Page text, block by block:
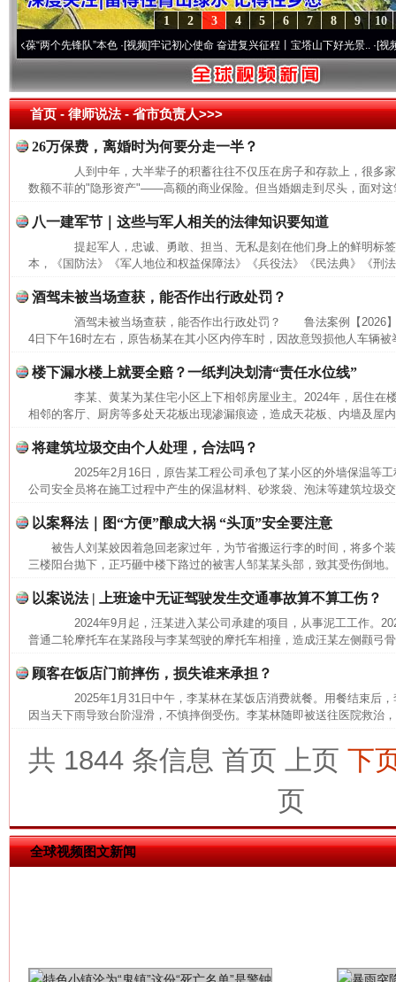
10
9
8
7
6
5
4
3
2
1
个先锋队”本色·[视频]牢记初心使命 奋进复兴征程丨宝塔山下好光景..·[视频]因党
首页- 律师说法 -省市负责人>>>
26万保费，离婚时为何要分走一半？
人到中年，大半辈子的积蓄往往不仅压在房子和存款上，很多
数额不菲的"隐形资产"——高额的商业保险。但当婚姻走到尽头，面对这
八一建军节｜这些与军人相关的法律知识要知道
提起军人，忠诚、勇敢、担当、无私是刻在他们身上的鲜明标
本，《国防法》《军人地位和权益保障法》《兵役法》《民法典》《刑
酒驾未被当场查获，能否作出行政处罚？
酒驾未被当场查获，能否作出行政处罚？ 鲁法案例【
4日下午16时左右，原告杨某在其小区内停车时，因故意毁损他人车辆
楼下漏水楼上就要全赔？一纸判决划清“责任水位线”
李某、黄某为某住宅小区上下相邻房屋业主。2024年，居住在
相邻的客厅、厨房等多处天花板出现渗漏痕迹，造成天花板、内墙及屋
将建筑垃圾交由个人处理，合法吗？
2025年2月16日，原告某工程公司承包了某小区的外墙保温等工
公司安全员将在施工过程中产生的保温材料、砂浆袋、泡沫等建筑垃圾
以案释法｜图“方便”酿成大祸 “头顶”安全要注意
被告人刘某姣因着急回老家过年，为节省搬运行李的时间，将多个
三楼阳台抛下，正巧砸中楼下路过的被害人邹某某头部，致其受伤倒地
以案说法 | 上班途中无证驾驶发生交通事故算不算工伤？
2024年9月起，汪某进入某公司承建的项目，从事泥工工作。
普通二轮摩托车在某路段与李某驾驶的摩托车相撞，造成汪某左侧颧弓
顾客在饭店门前摔伤，损失谁来承担？
2025年1月31日中午，李某林在某饭店消费就餐。用餐结束后，
因当天下雨导致台阶湿滑，不慎摔倒受伤。李某林随即被送往医院救治
共 1844 条信息 首页 上页 下
页
全球视频图文新闻
网上购药对药下症？